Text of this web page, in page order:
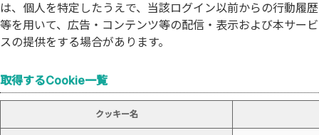
は、個人を特定したうえで、当該ログイン以前からの行動履歴
等を用いて、広告・コンテンツ等の配信・表示および本サービ
スの提供をする場合があります。
取得するCookie一覧
クッキー名